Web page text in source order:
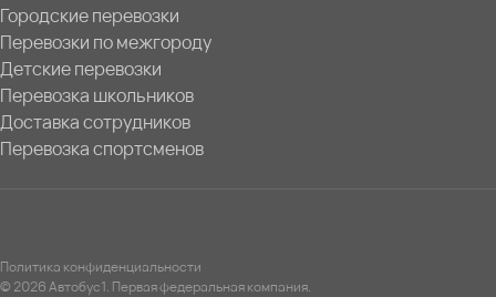
Городские перевозки
Перевозки по межгороду
Детские перевозки
Перевозка школьников
Доставка сотрудников
Перевозка спортсменов
Политика конфиденциальности
© 2026 Автобус1. Первая федеральная компания.